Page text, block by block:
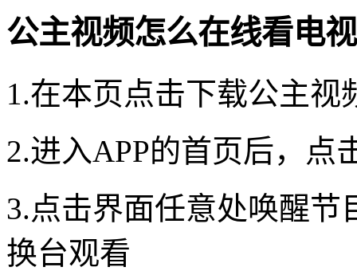
公主视频怎么在线看电
1.在本页点击下载公主视
2.进入APP的首页后，点
3.点击界面任意处唤醒
换台观看